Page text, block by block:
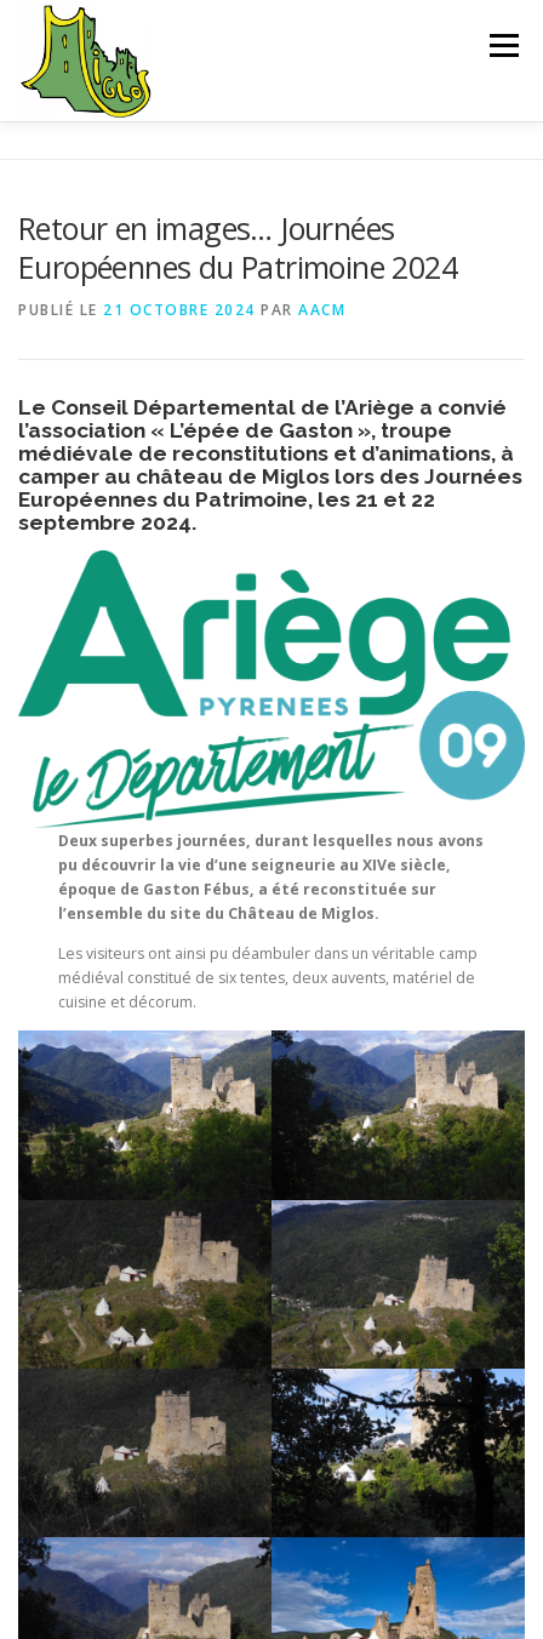
contenu
Menu
L’ASSOCIATION ACTUALITÉS CONTACT
Retour en images… Journées
Européennes du Patrimoine 2024
PUBLIÉ LE 21 OCTOBRE 2024 PAR AACM
Le Conseil Départemental de l’Ariège a convié
l’association « L’épée de Gaston », troupe
médiévale de reconstitutions et d’animations, à
camper au château de Miglos lors des Journées
Européennes du Patrimoine, les 21 et 22
septembre 2024.
Deux superbes journées, durant lesquelles nous avons
pu découvrir la vie d’une seigneurie au XIVe siècle,
époque de Gaston Fébus, a été reconstituée sur
l’ensemble du site du Château de Miglos.
Les visiteurs ont ainsi pu déambuler dans un véritable camp
médiéval constitué de six tentes, deux auvents, matériel de
cuisine et décorum.